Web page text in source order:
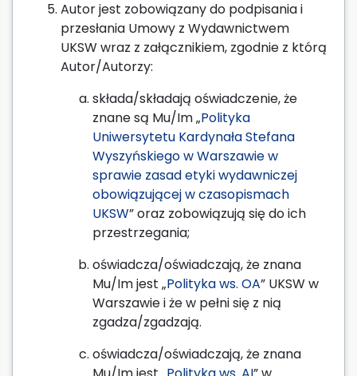
Autor jest zobowiązany do podpisania i
przesłania Umowy z Wydawnictwem
UKSW wraz z załącznikiem, zgodnie z którą
Autor/Autorzy:
składa/składają oświadczenie, że
znane są Mu/Im „Polityka
Uniwersytetu Kardynała Stefana
Wyszyńskiego w Warszawie w
sprawie zasad etyki wydawniczej
obowiązującej w czasopismach
UKSW” oraz zobowiązują się do ich
przestrzegania;
oświadcza/oświadczają, że znana
Mu/Im jest „Polityka ws. OA” UKSW w
Warszawie i że w pełni się z nią
zgadza/zgadzają.
oświadcza/oświadczają, że znana